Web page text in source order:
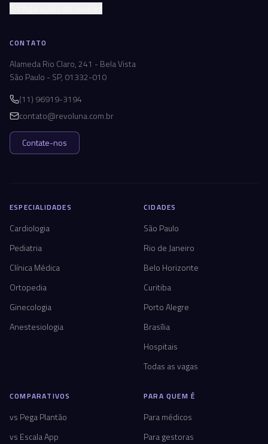
CONTATO
Alameda Rio Claro, 241 - Bela Vista
São Paulo - SP, 01332-010
(11) 96919-3194
contato@revoluna.com.br
Contate-nos
ESPECIALIDADES
Cardiologia
Pediatria
Clínica Médica
Ortopedia
Ginecologia
Anestesiologia
CIDADES
São Paulo
Rio de Janeiro
Belo Horizonte
Curitiba
Porto Alegre
Brasília
Hospitais
Todas as vagas
COMPARATIVOS
vs Pega Plantão
vs Escala App
PARA QUEM É
Para médicos
Para gestoras